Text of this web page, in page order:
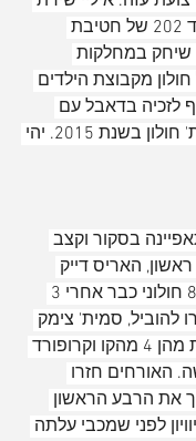
כמפקד פלוגה בגדוד 202 של חטיבת
שיחק במחלקות
מקבוצת הילדים
לזכיה בדאבל עם
קבוצת הפועל 'כלנית' חולון בשנת 2015. יהי
בסקור וקצב
האריס דייק
להוביל, סמית' צימק
עם 6 נקודות רצופות מהן 4 מהקו וקרופורד
האורחים חזרו
את הרבע הראשון
לפני שמכבי עלתה